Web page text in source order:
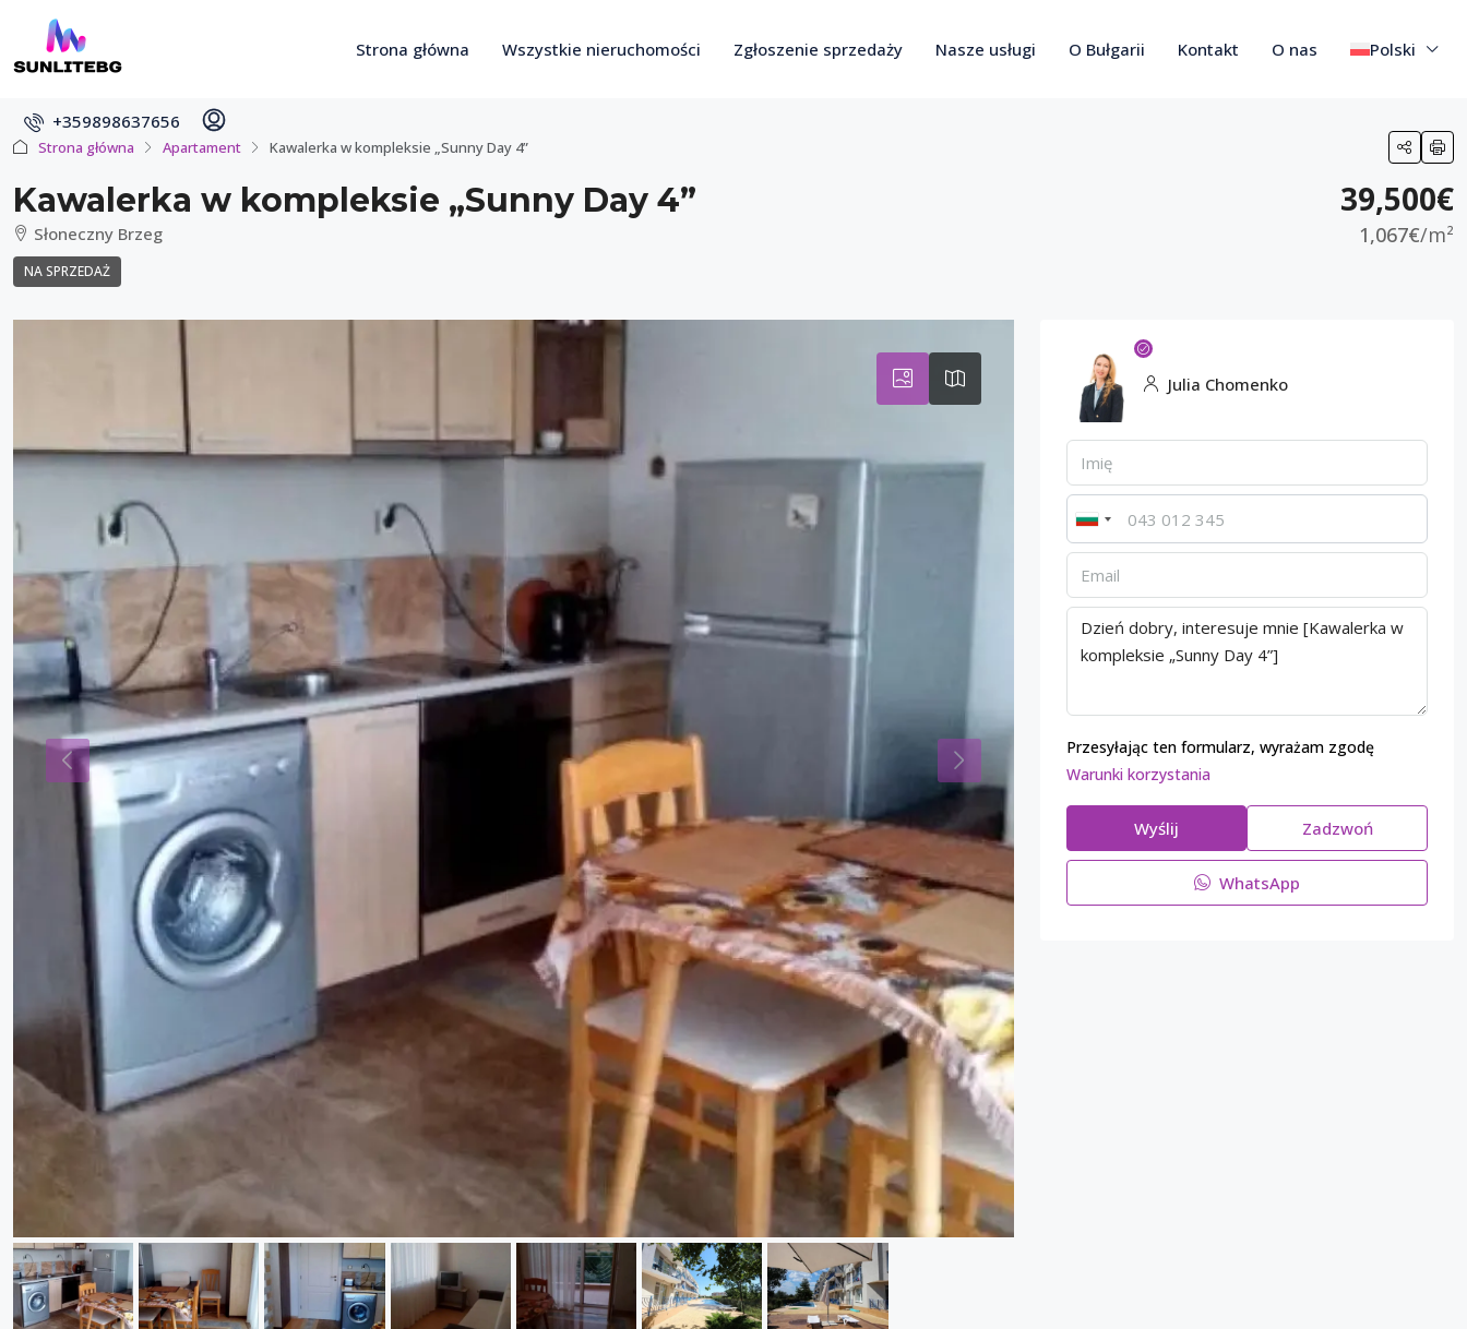
Strona główna Wszystkie nieruchomości Zgłoszenie sprzedaży Nasze usługi O Bułgarii Kontakt O nas Polski
+359898637656
Strona główna Apartament Kawalerka w kompleksie „Sunny Day 4”
Kawalerka w kompleksie „Sunny Day 4”
Słoneczny Brzeg
NA SPRZEDAŻ
39,500€
1,067€/m²
Julia Chomenko
Przesyłając ten formularz, wyrażam zgodę
Warunki korzystania
Wyślij Zadzwoń
WhatsApp